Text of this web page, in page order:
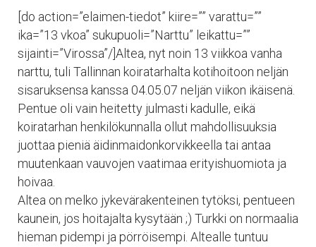
[do action=”elaimen-tiedot” kiire=”” varattu=””
ika=”13 vkoa” sukupuoli=”Narttu” leikattu=””
sijainti=”Virossa”/]Altea, nyt noin 13 viikkoa vanha
narttu, tuli Tallinnan koiratarhalta kotihoitoon neljän
sisaruksensa kanssa 04.05.07 neljän viikon ikäisenä.
Pentue oli vain heitetty julmasti kadulle, eikä
koiratarhan henkilökunnalla ollut mahdollisuuksia
juottaa pieniä äidinmaidonkorvikkeella tai antaa
muutenkaan vauvojen vaatimaa erityishuomiota ja
hoivaa.
Altea on melko jykevärakenteinen tytöksi, pentueen
kaunein, jos hoitajalta kysytään ;) Turkki on normaalia
hieman pidempi ja pörröisempi. Altealle tuntuu